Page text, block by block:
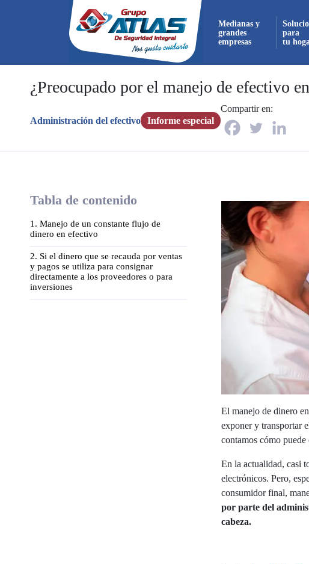
Medianas y
grandes
empresas
para
tu
¿Preocupado por el manejo de efectivo
Administración del efectivo Informe especial
Compartir en:
Tabla de contenido
1. Manejo de un constante flujo de
dinero en efectivo
2. Si el dinero que se recauda por ventas
y pagos se utiliza para consignar
directamente a los proveedores o para
inversiones
El manejo de dinero
exponer y transportar
contamos cómo puede
En la actualidad, casi
electrónicos. Pero,
consumidor final,
por parte del
cabeza.
Ahora
directamente